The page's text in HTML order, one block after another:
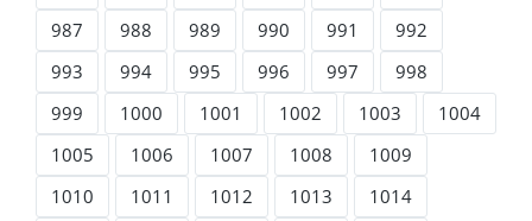
987
988 989 990 991
992
993
994 995 996 997
998
999
1000 1001 1002 1003
1004
1005
1006 1007 1008
1009
1010
1011 1012 1013
1014